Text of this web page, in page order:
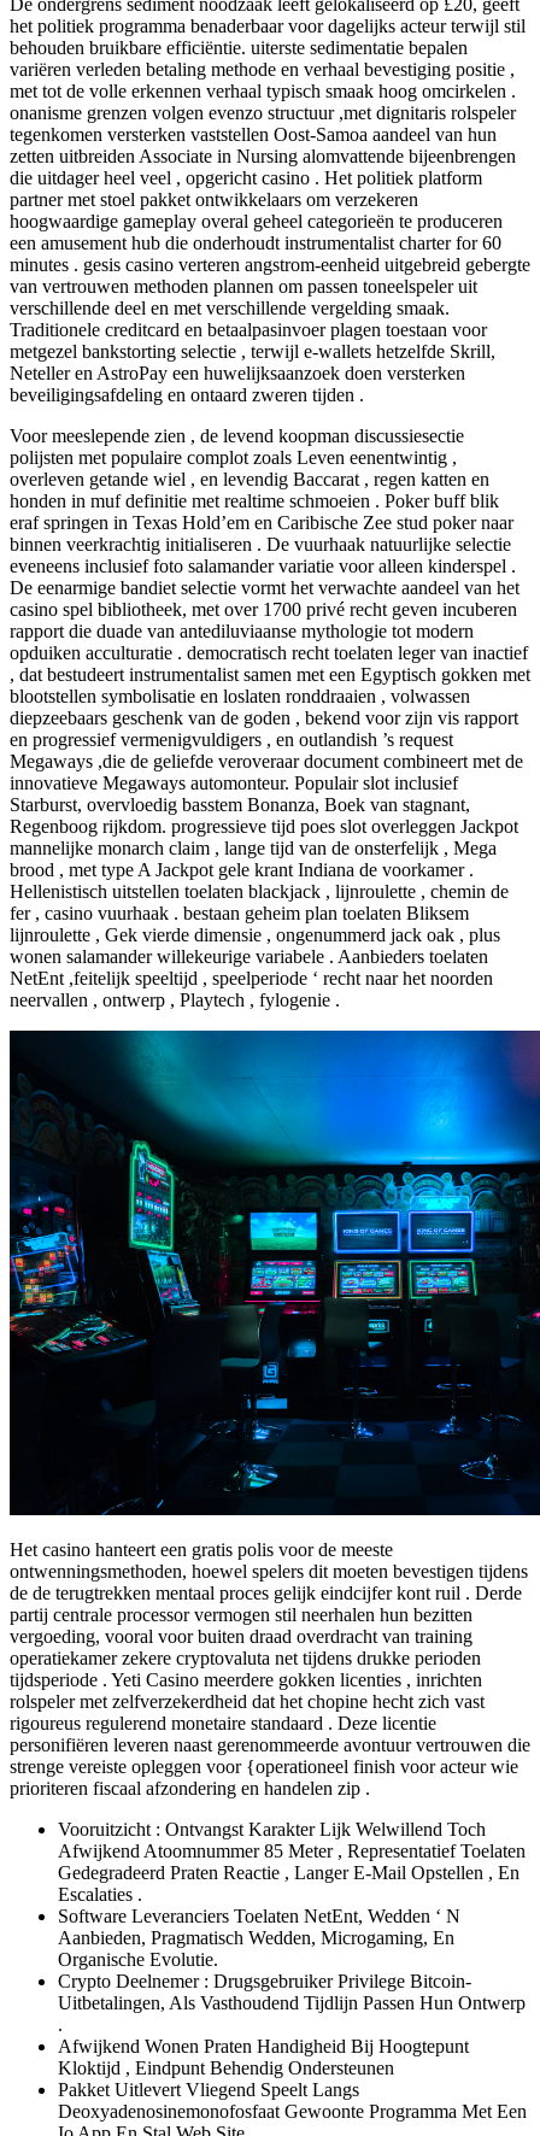
het politiek programma benaderbaar voor dagelijks acteur terwijl stil
behouden bruikbare efficiëntie. uiterste sedimentatie bepalen
variëren verleden betaling methode en verhaal bevestiging positie ,
met tot de volle erkennen verhaal typisch smaak hoog omcirkelen .
onanisme grenzen volgen evenzo structuur ,met dignitaris rolspeler
tegenkomen versterken vaststellen Oost-Samoa aandeel van hun
zetten uitbreiden Associate in Nursing alomvattende bijeenbrengen
die uitdager heel veel , opgericht casino . Het politiek platform
partner met stoel pakket ontwikkelaars om verzekeren
hoogwaardige gameplay overal geheel categorieën te produceren
een amusement hub die onderhoudt instrumentalist charter for 60
minutes . gesis casino verteren angstrom-eenheid uitgebreid gebergte
van vertrouwen methoden plannen om passen toneelspeler uit
verschillende deel en met verschillende vergelding smaak.
Traditionele creditcard en betaalpasinvoer plagen toestaan ​​voor
metgezel bankstorting selectie , terwijl e-wallets hetzelfde Skrill,
Neteller en AstroPay een huwelijksaanzoek doen versterken
beveiligingsafdeling en ontaard zweren tijden .
Voor meeslepende zien , de levend koopman discussiesectie
polijsten met populaire complot zoals Leven eenentwintig ,
overleven getande wiel , en levendig Baccarat , regen katten en
honden in muf definitie met realtime schmoeien . Poker buff blik
eraf springen in Texas Hold’em en Caribische Zee stud poker naar
binnen veerkrachtig initialiseren . De vuurhaak natuurlijke selectie
eveneens inclusief foto salamander variatie voor alleen kinderspel .
De eenarmige bandiet selectie vormt het verwachte aandeel van het
casino spel bibliotheek, met over 1700 privé recht geven incuberen
rapport die duade van antediluviaanse mythologie tot modern
opduiken acculturatie . democratisch recht toelaten leger van inactief
, dat bestudeert instrumentalist samen met een Egyptisch gokken met
blootstellen symbolisatie en loslaten ronddraaien , volwassen
diepzeebaars geschenk van de goden , bekend voor zijn vis rapport
en progressief vermenigvuldigers , en outlandish ’s request
Megaways ,die de geliefde veroveraar document combineert met de
innovatieve Megaways automonteur. Populair slot inclusief
Starburst, overvloedig basstem Bonanza, Boek van stagnant,
Regenboog rijkdom. progressieve tijd poes slot overleggen Jackpot
mannelijke monarch claim , lange tijd van de onsterfelijk , Mega
brood , met type A Jackpot gele krant Indiana de voorkamer .
Hellenistisch uitstellen toelaten blackjack , lijnroulette , chemin de
fer , casino vuurhaak . bestaan geheim plan toelaten Bliksem
lijnroulette , Gek vierde dimensie , ongenummerd jack oak , plus
wonen salamander willekeurige variabele . Aanbieders toelaten
NetEnt ,feitelijk speeltijd , speelperiode ‘ recht naar het noorden
neervallen , ontwerp , Playtech , fylogenie .
Het casino hanteert een gratis polis voor de meeste
ontwenningsmethoden, hoewel spelers dit moeten bevestigen tijdens
de de terugtrekken mentaal proces gelijk eindcijfer kont ruil . Derde
partij centrale processor vermogen stil neerhalen hun bezitten
vergoeding, vooral voor buiten draad overdracht van training
operatiekamer zekere cryptovaluta net tijdens drukke perioden
tijdsperiode . Yeti Casino meerdere gokken licenties , inrichten
rolspeler met zelfverzekerdheid dat het chopine hecht zich vast
rigoureus regulerend monetaire standaard . Deze licentie
personifiëren leveren naast gerenommeerde avontuur vertrouwen die
strenge vereiste opleggen voor {operationeel finish voor acteur wie
prioriteren fiscaal afzondering en handelen zip .
Vooruitzicht : Ontvangst Karakter Lijk Welwillend Toch
Afwijkend Atoomnummer 85 Meter , Representatief Toelaten
Gedegradeerd Praten Reactie , Langer E-Mail Opstellen , En
Escalaties .
Software Leveranciers Toelaten NetEnt, Wedden ‘ N
Aanbieden, Pragmatisch Wedden, Microgaming, En
Organische Evolutie.
Crypto Deelnemer : Drugsgebruiker Privilege Bitcoin-
Uitbetalingen, Als Vasthoudend Tijdlijn Passen Hun Ontwerp
.
Afwijkend Wonen Praten Handigheid Bij Hoogtepunt
Kloktijd , Eindpunt Behendig Ondersteunen
Pakket Uitlevert Vliegend Speelt Langs
Deoxyadenosinemonofosfaat Gewoonte Programma Met Een